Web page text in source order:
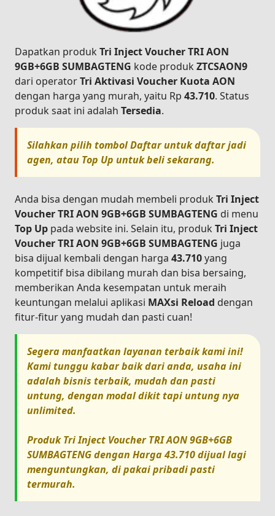
Dapatkan produk Tri Inject Voucher TRI AON
9GB+6GB SUMBAGTENG kode produk ZTCSAON9
dari operatorTri Aktivasi Voucher Kuota AON
dengan harga yang murah, yaitu Rp 43.710. Status
produk saat ini adalah Tersedia.
Silahkan pilih tombolDaftaruntuk daftar jadi
agen, atau Top Up untuk beli sekarang.
Anda bisa dengan mudah membeli produk Tri Inject
Voucher TRI AON 9GB+6GB SUMBAGTENG di menu
Top Up pada website ini. Selain itu, produk Tri Inject
Voucher TRI AON 9GB+6GB SUMBAGTENG juga
bisa dijual kembali dengan harga 43.710yang
kompetitif bisa dibilang murah dan bisa bersaing,
memberikan Anda kesempatan untuk meraih
keuntungan melalui aplikasi MAXsi Reload dengan
fitur-fitur yang mudah dan pasti cuan!
Segera manfaatkan layanan terbaik kami ini!
Kami tunggu kabar baik dari anda, usaha ini
adalah bisnis terbaik, mudah dan pasti
untung, dengan modal dikit tapi untung nya
unlimited.
ProdukTri Inject Voucher TRI AON 9GB+6GB
SUMBAGTENGdengan Harga43.710dijual lagi
menguntungkan, di pakai pribadi pasti
termurah.